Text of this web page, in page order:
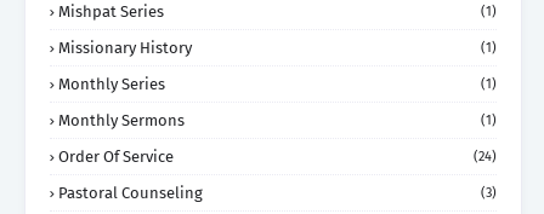
Mishpat Series (1)
Missionary History (1)
Monthly Series (1)
Monthly Sermons (1)
Order Of Service (24)
Pastoral Counseling (3)